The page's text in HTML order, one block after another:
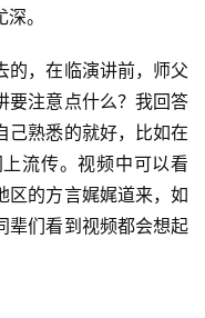
。
的，在临演讲前，师父
要注意点什么？我回答
己熟悉的就好，比如在
流传。视频中可以看
区的方言娓娓道来，如
辈们看到视频都会想起